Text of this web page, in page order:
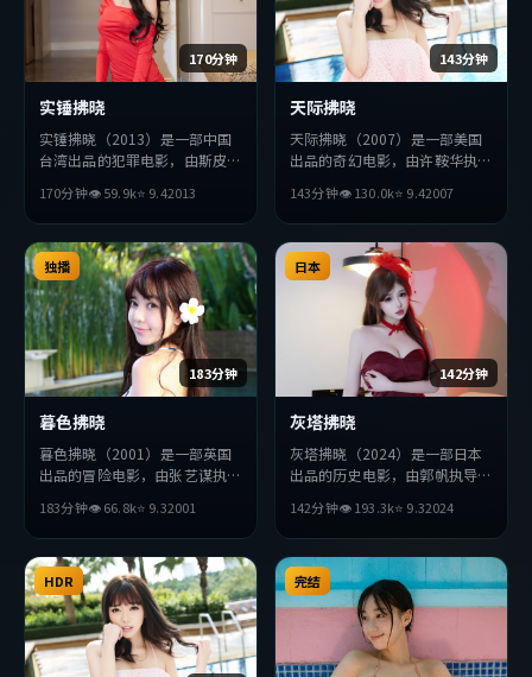
170分钟
实锤拂晓
实锤拂晓（2013）是一部中国
台湾出品的犯罪电影，由斯皮尔
迪、宋康昊等主演。影片在叙事
与视听上力求突破，探讨人性与
抉择，节奏张弛有度，适合喜欢
该类型的观众完整观看。
170分钟👁59.9k⭐ 9.42013
143分钟
天际拂晓
天际拂晓（2007）是一部美国
出品的奇幻电影，由许鞍华执
珍等主演。影片在叙事与视听上
力求突破，探讨人性与抉择，节
奏张弛有度，适合喜欢该类型的
观众完整观看。
143分钟👁130.0k⭐ 9.42007
183分钟
独播
暮色拂晓
暮色拂晓（2001）是一部英国
出品的冒险电影，由张艺谋执
演。影片在叙事与视听上力求突
破，探讨人性与抉择，节奏张弛
有度，适合喜欢该类型的观众完
整观看。
183分钟👁66.8k⭐ 9.32001
142分钟
日本
灰塔拂晓
灰塔拂晓（2024）是一部日本
出品的历史电影，由郭帆执导，
片在叙事与视听上力求突破，探
讨人性与抉择，节奏张弛有度，
适合喜欢该类型的观众完整观
看。
142分钟👁193.3k⭐ 9.32024
HDR 完结